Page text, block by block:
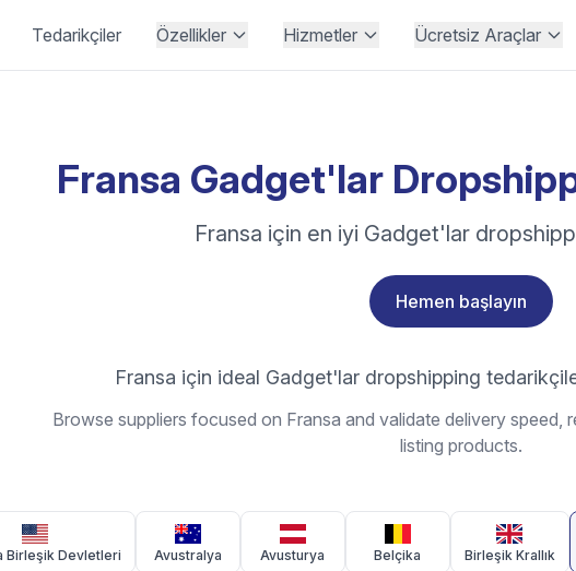
Tedarikçiler Özellikler Hizmetler Ücretsiz Araçlar
Fransa Gadget'lar
Fransa için en iyi Gadget'lar
Hemen başlayın
Fransa için ideal Gadget'lar dropshipping
Browse suppliers focused on Fransa and validate delivery speed,
listing products.
Birleşik Devletleri Avustralya Avusturya Belçika Birleşik Krallık